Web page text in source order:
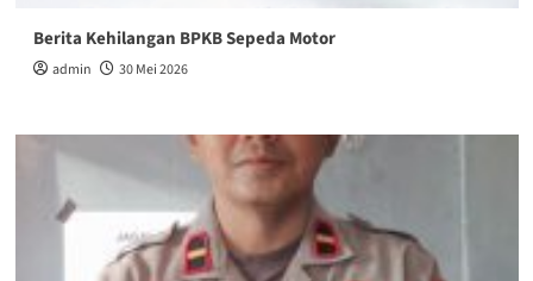
Berita Kehilangan BPKB Sepeda Motor
admin 30 Mei 2026